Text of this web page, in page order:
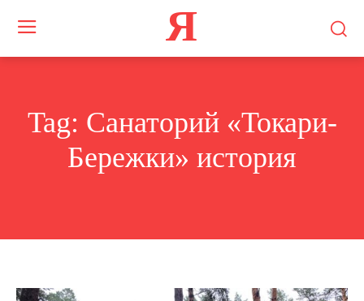
Я
Tag: Санаторий «Токари-
Бережки» история